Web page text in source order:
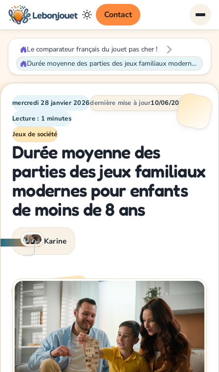
Contact
Le comparateur français du jouet pas cher !
Durée moyenne des parties des jeux familiaux modernes pour enfants de moins de 8 ans
mercredi 28 janvier 2026dernière mise à jour10/06/2026
Lecture : 1 minutes
Jeux de société
Durée moyenne des
parties des jeux familiaux
modernes pour enfants
de moins de 8 ans
Karine